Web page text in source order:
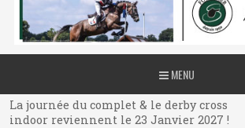
MENU
La journée du complet & le derby cross
indoor reviennent le 23 Janvier 2027 !
La journée du complet & le derby cross
indoor reviennent le 23 Janvier 2027 !